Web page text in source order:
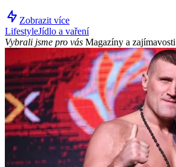
Zobrazit více
LifestyleJídlo a vaření
Vybrali jsme pro vás Magazíny a zajímavosti